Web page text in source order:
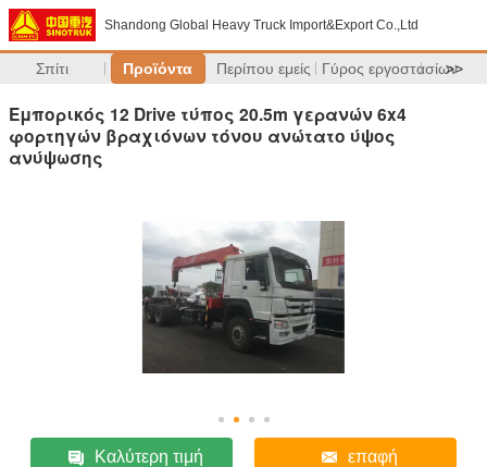
Shandong Global Heavy Truck Import&Export Co.,Ltd
Σπίτι Προϊόντα Περίπου εμείς Γύρος εργοστασίων
>>
Εμπορικός 12 Drive τύπος 20.5m γερανών 6x4
φορτηγών βραχιόνων τόνου ανώτατο ύψος
ανύψωσης
Καλύτερη τιμή επαφή